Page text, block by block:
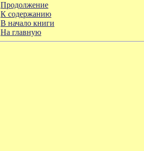
Продолжение
К содержанию
В начало книги
На главную